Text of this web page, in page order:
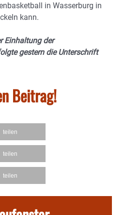
in Wasserburg in
kann.
Einhaltung der
gestern die Unterschrift
Beitrag!
teilen
teilen
teilen